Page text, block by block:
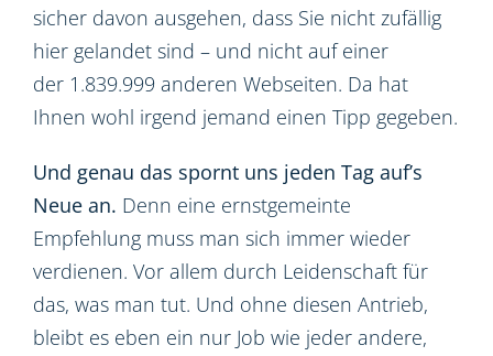
sicher davon ausgehen, dass Sie nicht zufällig
hier gelandet sind – und nicht auf einer
der 1.839.999 anderen Webseiten. Da hat
Ihnen wohl irgend jemand einen Tipp gegeben.
Und genau das spornt uns jeden Tag auf’s
Neue an. Denn eine ernstgemeinte
Empfehlung muss man sich immer wieder
verdienen. Vor allem durch Leidenschaft für
das, was man tut. Und ohne diesen Antrieb,
bleibt es eben ein nur Job wie jeder andere,